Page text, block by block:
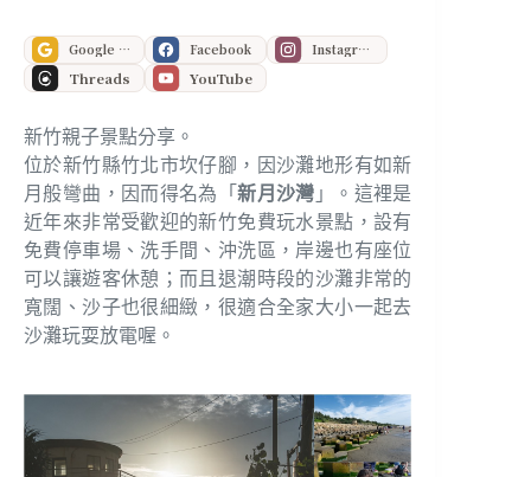
Google 偏好來源 Facebook Instagram
Threads YouTube
新竹親子景點分享。
位於新竹縣竹北市坎仔腳，因沙灘地形有如新
月般彎曲，因而得名為「新月沙灣 」。這裡是
近年來非常受歡迎的新竹免費玩水景點，設有
免費停車場、洗手間、沖洗區，岸邊也有座位
可以讓遊客休憩；而且退潮時段的沙灘非常的
寬闊、沙子也很細緻，很適合全家大小一起去
沙灘玩耍放電喔。